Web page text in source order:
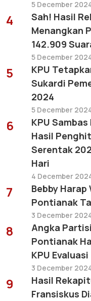
5 December
4
Sah! Hasil
Menangkan
142.909
5 December
5
KPU
Sukardi
2024
5 December
6
KPU
Hasil
Serentak
Hari
4 December
7
Bebby
Pontianak
3 December
8
Angka
Pontianak
KPU Evaluasi
3 December
9
Hasil
Fransiskus